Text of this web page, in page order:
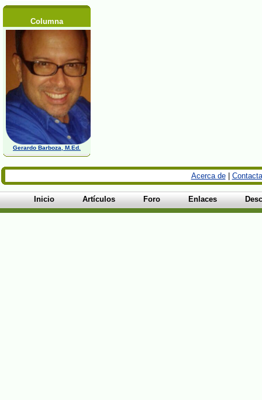
Columna
Gerardo Barboza, M.Ed.
Acerca de|
Inicio Artículos Foro Enlaces